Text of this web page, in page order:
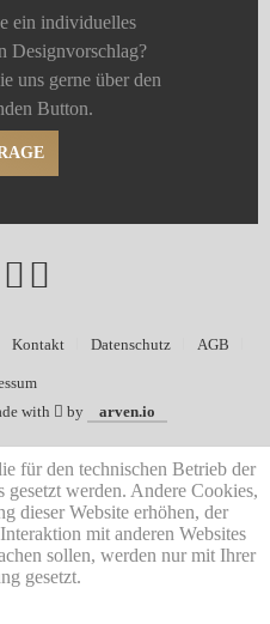
ein individuelles
Designvorschlag?
uns gerne über den
Button.
Kontakt Datenschutz AGB
with by arven.io
für den technischen Betrieb der
gesetzt werden. Andere Cookies,
dieser Website erhöhen, der
mit anderen Websites
sollen, werden nur mit Ihrer
gesetzt.